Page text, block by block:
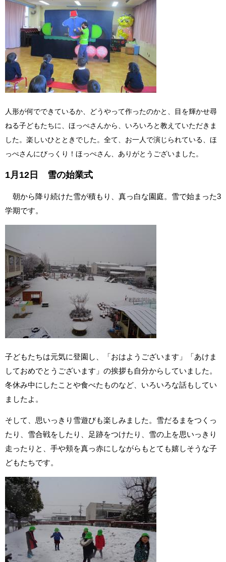
人形が何でできているか、どうやって作ったのかと、目を輝かせ尋
ねる子どもたちに、ほっぺさんから、いろいろと教えていただきま
した。楽しいひとときでした。全て、お一人で演じられている、ほ
っぺさんにびっくり！ほっぺさん、ありがとうございました。
1月12日 雪の始業式
朝から降り続けた雪が積もり、真っ白な園庭。雪で始まった3
学期です。
子どもたちは元気に登園し、「おはようございます」「あけま
しておめでとうございます」の挨拶も自分からしていました。
冬休み中にしたことや食べたものなど、いろいろな話もしてい
ましたよ。
そして、思いっきり雪遊びも楽しみました。雪だるまをつくっ
たり、雪合戦をしたり、足跡をつけたり、雪の上を思いっきり
走ったりと、手や頬を真っ赤にしながらもとても嬉しそうな子
どもたちです。